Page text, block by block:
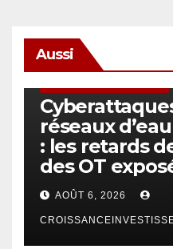
Aussi
réseaux
: les retards
des OT
AOÛT 6, 2026